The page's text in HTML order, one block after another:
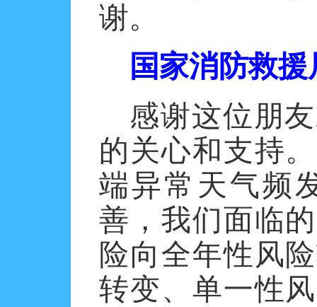
谢。
国家消防救
感谢这位朋
的关心和支持
端异常天气频
善，我们面临
险向全年性风
转变、单一性